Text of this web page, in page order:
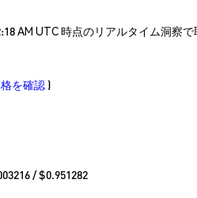
AM UTC 時点のリアルタイム洞察
を確認 )
/ $0.951282